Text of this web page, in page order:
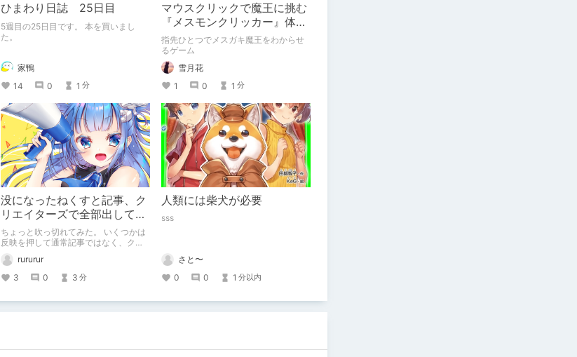
ひまわり日誌 25日目
5週目の25日目です。 本を買いまし
た。
家鴨
14
0 1 分
マウスクリックで魔王に挑む
『メスモンクリッカー』体験
版プレイしてみた
指先ひとつでメスガキ魔王をわからせ
るゲーム
雪月花
1
0 1 分
没になったねくすと記事、ク
リエイターズで全部出してみ
ます。
ちょっと吹っ切れてみた。 いくつかは
反映を押して通常記事ではなく、クリ
と。 rururur
3
0 3 分
人類には柴犬が必要
sss
さと〜
0
0 1 分以内